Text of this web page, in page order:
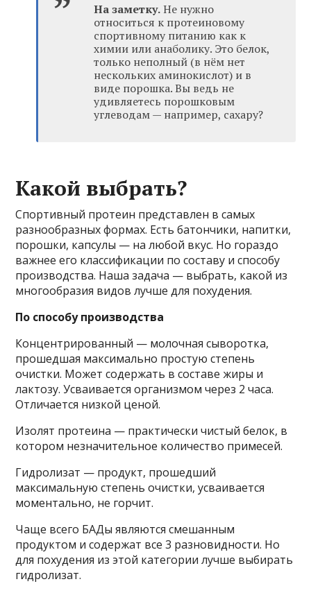
На заметку.Не нужно
относиться к протеиновому
спортивному питанию как к
химии или анаболику. Это белок,
только неполный (в нём нет
нескольких аминокислот) и в
виде порошка. Вы ведь не
удивляетесь порошковым
углеводам — например, сахару?
Какой выбрать?
Спортивный протеин представлен в самых
разнообразных формах. Есть батончики, напитки,
порошки, капсулы — на любой вкус. Но гораздо
важнее его классификации по составу и способу
производства. Наша задача — выбрать, какой из
многообразия видов лучше для похудения.
По способу производства
Концентрированный — молочная сыворотка,
прошедшая максимально простую степень
очистки. Может содержать в составе жиры и
лактозу. Усваивается организмом через 2 часа.
Отличается низкой ценой.
Изолят протеина — практически чистый белок, в
котором незначительное количество примесей.
Гидролизат — продукт, прошедший
максимальную степень очистки, усваивается
моментально, не горчит.
Чаще всего БАДы являются смешанным
продуктом и содержат все 3 разновидности. Но
для похудения из этой категории лучше выбирать
гидролизат.